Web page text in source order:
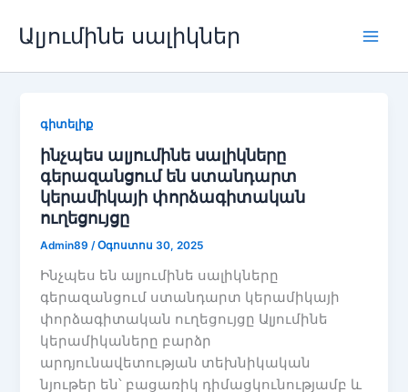
բովանդակությանը
Ալյումինե սալիկներ
գիտելիք
ինչպես ալյումինե սալիկները
գերազանցում են ստանդարտ
կերամիկայի փորձագիտական ​​
ուղեցույցը
Admin89/Օգոստոս 30, 2025
Ինչպես են ալյումինե սալիկները
գերազանցում ստանդարտ կերամիկայի
փորձագիտական ​​ուղեցույցը Ալյումինե
կերամիկաները բարձր
արդյունավետության տեխնիկական
նյութեր են՝ բացառիկ դիմացկունությամբ և